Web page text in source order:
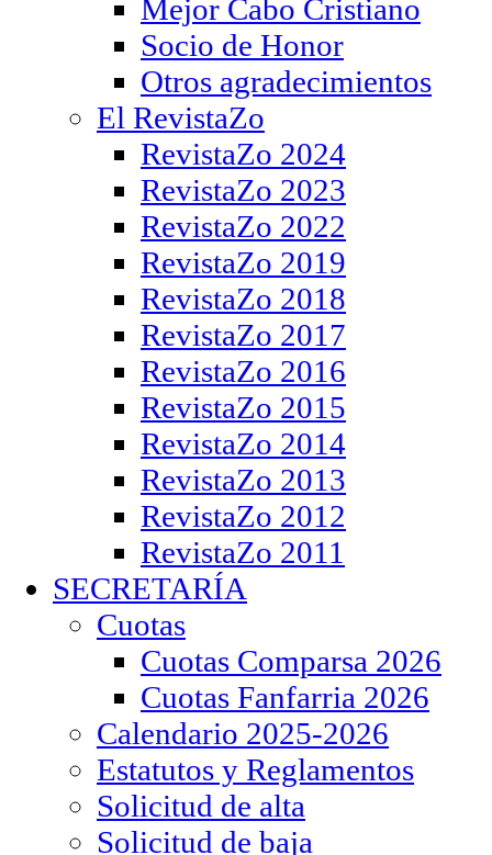
Mejor Cabo Cristiano
Socio de Honor
Otros agradecimientos
El RevistaZo
RevistaZo 2024
RevistaZo 2023
RevistaZo 2022
RevistaZo 2019
RevistaZo 2018
RevistaZo 2017
RevistaZo 2016
RevistaZo 2015
RevistaZo 2014
RevistaZo 2013
RevistaZo 2012
RevistaZo 2011
SECRETARÍA
Cuotas
Cuotas Comparsa 2026
Cuotas Fanfarria 2026
Calendario 2025-2026
Estatutos y Reglamentos
Solicitud de alta
Solicitud de baja